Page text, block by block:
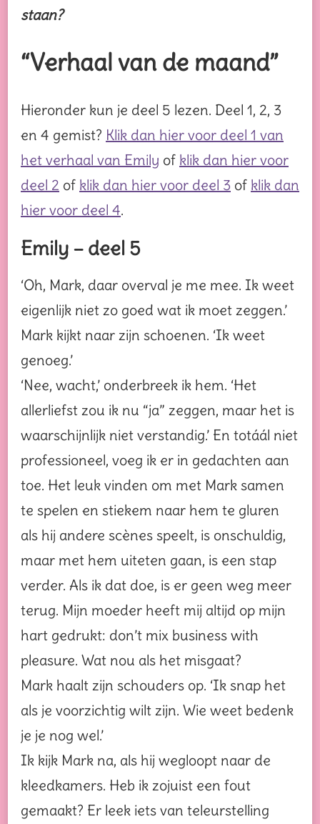
staan?
“Verhaal van de maand”
Hieronder kun je deel 5 lezen. Deel 1, 2, 3
en 4 gemist? Klik dan hier voor deel 1 van
het verhaal van Emily of klik dan hier voor
deel 2 of klik dan hier voor deel 3 of klik dan
hier voor deel 4.
Emily – deel 5
‘Oh, Mark, daar overval je me mee. Ik weet
eigenlijk niet zo goed wat ik moet zeggen.’
Mark kijkt naar zijn schoenen. ‘Ik weet
genoeg.’
‘Nee, wacht,’ onderbreek ik hem. ‘Het
allerliefst zou ik nu “ja” zeggen, maar het is
waarschijnlijk niet verstandig.’ En totáál niet
professioneel, voeg ik er in gedachten aan
toe. Het leuk vinden om met Mark samen
te spelen en stiekem naar hem te gluren
als hij andere scènes speelt, is onschuldig,
maar met hem uiteten gaan, is een stap
verder. Als ik dat doe, is er geen weg meer
terug. Mijn moeder heeft mij altijd op mijn
hart gedrukt: don’t mix business with
pleasure. Wat nou als het misgaat?
Mark haalt zijn schouders op. ‘Ik snap het
als je voorzichtig wilt zijn. Wie weet bedenk
je je nog wel.’
Ik kijk Mark na, als hij wegloopt naar de
kleedkamers. Heb ik zojuist een fout
gemaakt? Er leek iets van teleurstelling